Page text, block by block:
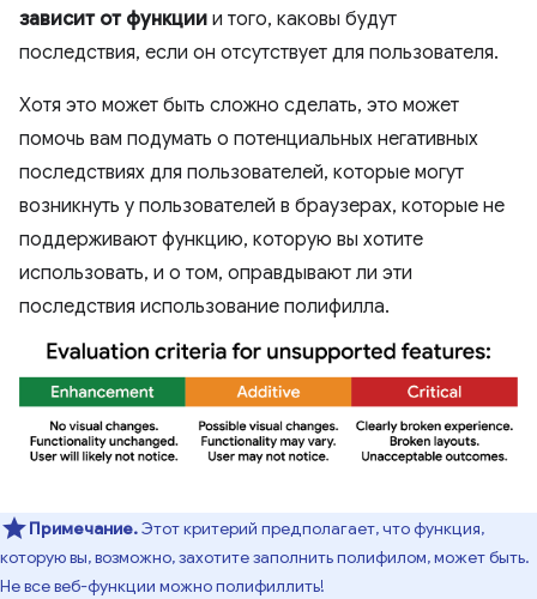
зависит от функции и того, каковы будут
последствия, если он отсутствует для пользователя.
Хотя это может быть сложно сделать, это может
помочь вам подумать о потенциальных негативных
последствиях для пользователей, которые могут
возникнуть у пользователей в браузерах, которые не
поддерживают функцию, которую вы хотите
использовать, и о том, оправдывают ли эти
последствия использование полифилла.
Примечание.Этот критерий предполагает, что функция,
которую вы, возможно, захотите заполнить полифилом, может быть.
Не все веб-функции можно полифиллить!